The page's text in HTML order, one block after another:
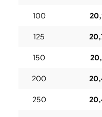
100
125
150
200
250